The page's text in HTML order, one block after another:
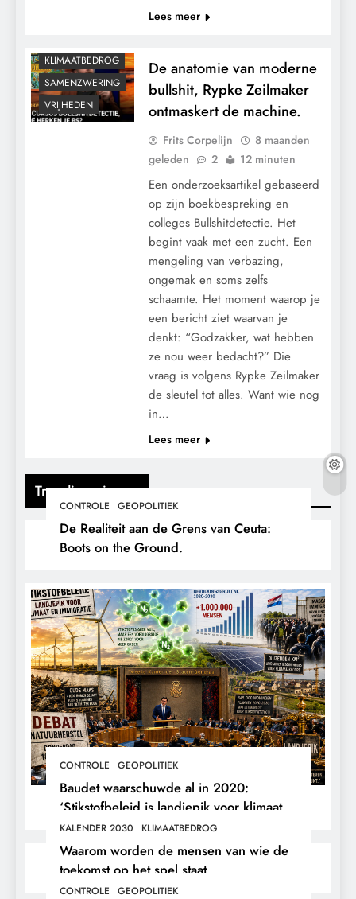
Trending nieuws
CONTROLE GEOPOLITIEK
De Realiteit aan de Grens van Ceuta:
Boots on the Ground.
CONTROLE GEOPOLITIEK
Baudet waarschuwde al in 2020:
‘Stikstofbeleid is landjepik voor klimaat
en immigratie’.
KALENDER 2030 KLIMAATBEDROG
Waarom worden de mensen van wie de
toekomst op het spel staat,
buitengesloten?
CONTROLE GEOPOLITIEK
Lees meer
KLIMAATBEDROG
SAMENZWERING
VRIJHEDEN
De anatomie van moderne
bullshit, Rypke Zeilmaker
ontmaskert de machine.
Frits Corpelijn
8 maanden
geleden
2 12 minuten
Een onderzoeksartikel gebaseerd
op zijn boekbespreking en
colleges Bullshitdetectie. Het
begint vaak met een zucht. Een
mengeling van verbazing,
ongemak en soms zelfs
schaamte. Het moment waarop je
een bericht ziet waarvan je
denkt: “Godzakker, wat hebben
ze nou weer bedacht?” Die
vraag is volgens Rypke Zeilmaker
de sleutel tot alles. Want wie nog
in…
Lees meer